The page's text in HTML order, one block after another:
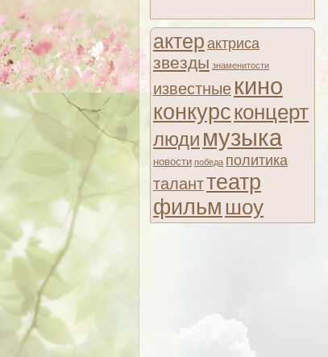
актер актриса
звезды знаменитости
известные кино
конкурсконцерт
люди музыка
новости победа политика
таланттеатр
фильм шоу